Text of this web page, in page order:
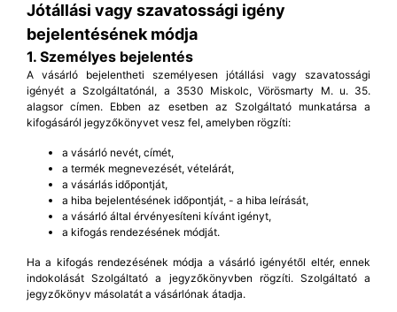
Jótállási vagy szavatossági igény
bejelentésének módja
1. Személyes bejelentés
A vásárló bejelentheti személyesen jótállási vagy szavatossági
igényét a Szolgáltatónál, a 3530 Miskolc, Vörösmarty M. u. 35.
alagsor címen. Ebben az esetben az Szolgáltató munkatársa a
kifogásáról jegyzőkönyvet vesz fel, amelyben rögzíti:
a vásárló nevét, címét,
a termék megnevezését, vételárát,
a vásárlás időpontját,
a hiba bejelentésének időpontját, - a hiba leírását,
a vásárló által érvényesíteni kívánt igényt,
a kifogás rendezésének módját.
Ha a kifogás rendezésének módja a vásárló igényétől eltér, ennek
indokolását Szolgáltató a jegyzőkönyvben rögzíti. Szolgáltató a
jegyzőkönyv másolatát a vásárlónak átadja.